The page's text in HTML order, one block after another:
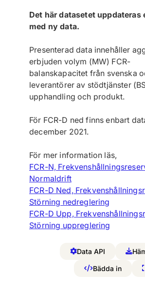
Det här datasetet uppdateras
med ny data.
Presenterad data innehåller
erbjuden volym (MW) FCR-
balanskapacitet från svenska
leverantörer av stödtjänster
upphandling och produkt.
För FCR-D ned finns enbart
december 2021.
För mer information läs,
FCR-N,
Normaldrift
FCR-D Ned,
Störning nedreglering
FCR-D Upp,
Störning uppreglering
Data API
Bädda in